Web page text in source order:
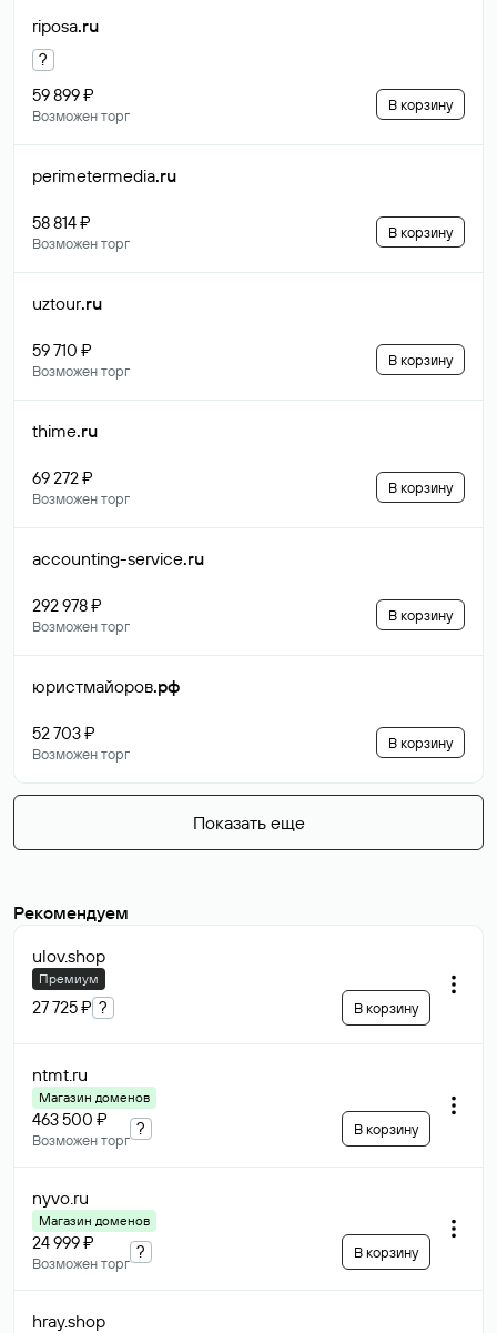
riposa.ru
?
59 899 ₽
Возможен торг
В корзину
perimetermedia.ru
58 814 ₽
Возможен торг
В корзину
uztour.ru
59 710 ₽
Возможен торг
В корзину
thime.ru
69 272 ₽
Возможен торг
В корзину
accounting-service.ru
292 978 ₽
Возможен торг
В корзину
юристмайоров.рф
52 703 ₽
Возможен торг
В корзину
Показать еще
Рекомендуем
ulov.shop
Премиум
27 725 ₽ ? В корзину
ntmt.ru
Магазин доменов
463 500 ₽
Возможен торг
? В корзину
nyvo.ru
Магазин доменов
24 999 ₽
Возможен торг
? В корзину
hray.shop